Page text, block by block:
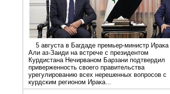
5 августа в Багдаде премьер-министр Ирака
Али аз-Заиди на встрече с президентом
Курдистана Нечирваном Барзани подтвердил
приверженность своего правительства
урегулированию всех нерешенных вопросов с
курдским регионом Ирака...